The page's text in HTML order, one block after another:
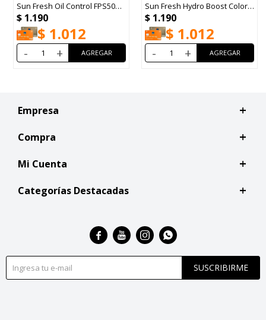
Sun Fresh Oil Control FPS50
40ml
$ 1.190
$ 1.012
- +
Sun Fresh Hydro Boost Color
2.0 FPS50+ 40ml
$ 1.190
$ 1.012
- +
Empresa
Compra
Mi Cuenta
Categorías Destacadas
SUSCRIBIRME
   